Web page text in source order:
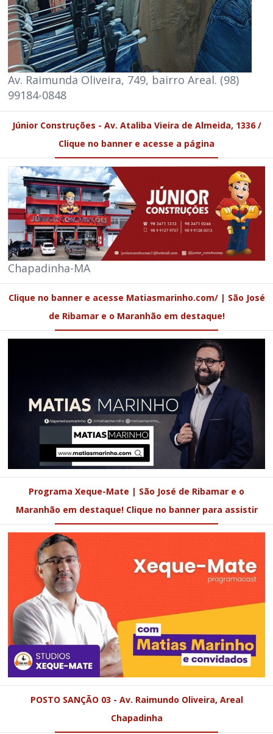
Av. Raimunda Oliveira, 749, bairro Areal. (98)
99184-0848
Júnior Construções - Av. Ataliba Vieira de Almeida, 1336 /
Clique no banner e acesse a página
Chapadinha-MA
Clique no banner e acesse Matiasmarinho.com/ | São José
de Ribamar e o Maranhão em destaque!
Programa Xeque-Mate | São José de Ribamar e o
Maranhão em destaque! Clique no banner para assistir
POSTO SANÇÃO 03 - Av. Raimundo Oliveira, Areal
Chapadinha